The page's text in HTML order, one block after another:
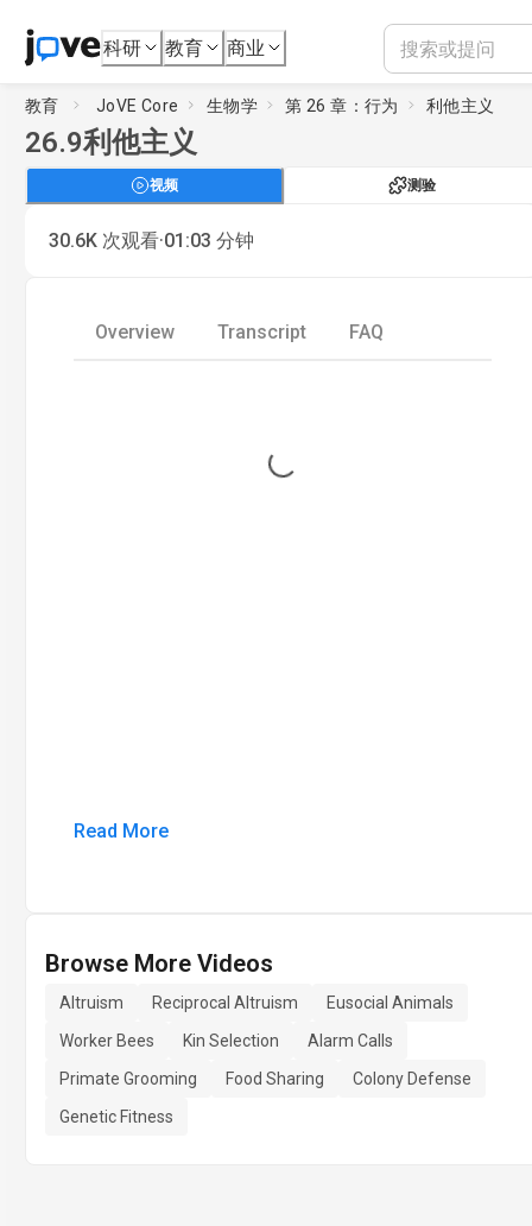
科研 教育 商业
教育 JoVE Core 生物学 第 26 章：行为 利他主义
26.9利他主义
视频 测验
30.6K 次观看·01:03 分钟
Overview Transcript FAQ
Loading...
Read More
Browse More Videos
Altruism Reciprocal Altruism
Eusocial Animals
Worker Bees
Kin Selection
Alarm Calls
Primate Grooming
Food Sharing
Colony Defense
Genetic Fitness